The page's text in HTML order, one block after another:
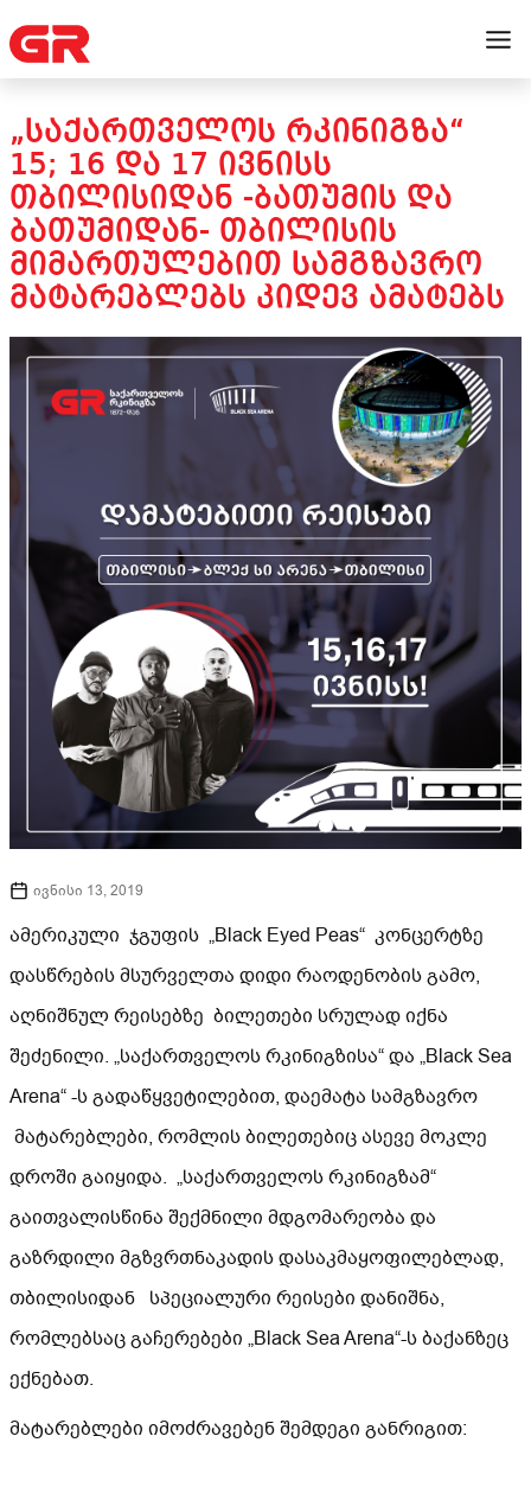
„ᲡᲐᲥᲐᲠᲗᲕᲔᲚᲝᲡ ᲠᲙᲘᲜᲘᲒᲖᲐ“
15; 16 ᲓᲐ 17 ᲘᲕᲜᲘᲡᲡ
ᲗᲑᲘᲚᲘᲡᲘᲓᲐᲜ -ᲑᲐᲗᲣᲛᲘᲡ ᲓᲐ
ᲑᲐᲗᲣᲛᲘᲓᲐᲜ- ᲗᲑᲘᲚᲘᲡᲘᲡ
ᲛᲘᲛᲐᲠᲗᲣᲚᲔᲑᲘᲗ ᲡᲐᲛᲒᲖᲐᲕᲠᲝ
ᲛᲐᲢᲐᲠᲔᲑᲚᲔᲑᲡ ᲙᲘᲓᲔᲕ ᲐᲛᲐᲢᲔᲑᲡ
ივნისი 13, 2019
ამერიკული ჯგუფის „Black Eyed Peas“ კონცერტზე
დასწრების მსურველთა დიდი რაოდენობის გამო,
აღნიშნულ რეისებზე ბილეთები სრულად იქნა
შეძენილი. „საქართველოს რკინიგზისა“ და „Black Sea
Arena“ -ს გადაწყვეტილებით, დაემატა სამგზავრო
მატარებლები, რომლის ბილეთებიც ასევე მოკლე
დროში გაიყიდა. „საქართველოს რკინიგზამ“
გაითვალისწინა შექმნილი მდგომარეობა და
გაზრდილი მგზვრთნაკადის დასაკმაყოფილებლად,
თბილისიდან სპეციალური რეისები დანიშნა,
რომლებსაც გაჩერებები „Black Sea Arena“-ს ბაქანზეც
ექნებათ.
მატარებლები იმოძრავებენ შემდეგი განრიგით: